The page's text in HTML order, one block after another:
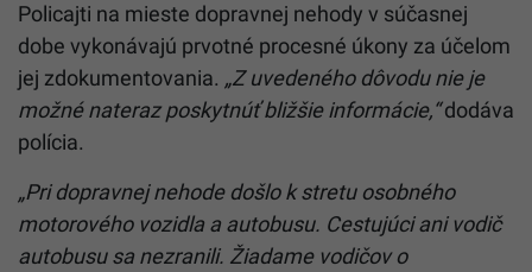
Policajti na mieste dopravnej nehody v súčasnej
dobe vykonávajú prvotné procesné úkony za účelom
jej zdokumentovania. „Z uvedeného dôvodu nie je
možné nateraz poskytnúť bližšie informácie,“dodáva
polícia.
„Pri dopravnej nehode došlo k stretu osobného
motorového vozidla a autobusu. Cestujúci ani vodič
autobusu sa nezranili. Žiadame vodičov o